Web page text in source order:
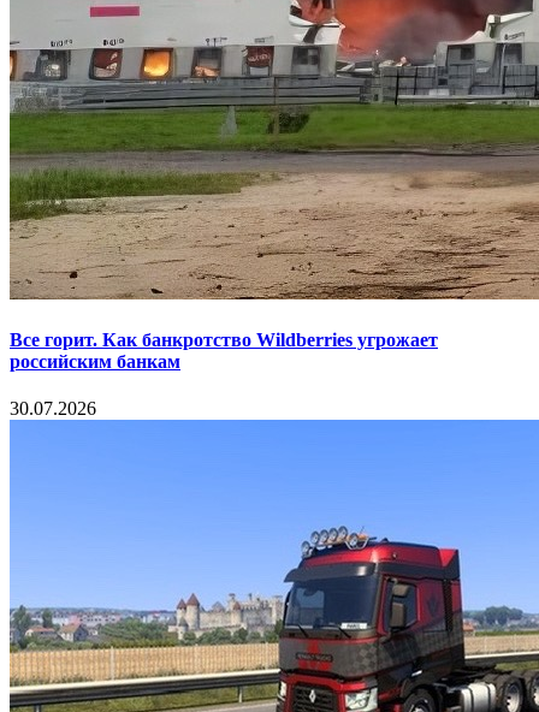
Все горит. Как банкротство Wildberries угрожает
российским банкам
30.07.2026